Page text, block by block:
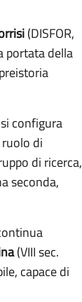
(DISFOR,
portata della
configura
di
di ricerca,
seconda,
(VIII sec.
capace di